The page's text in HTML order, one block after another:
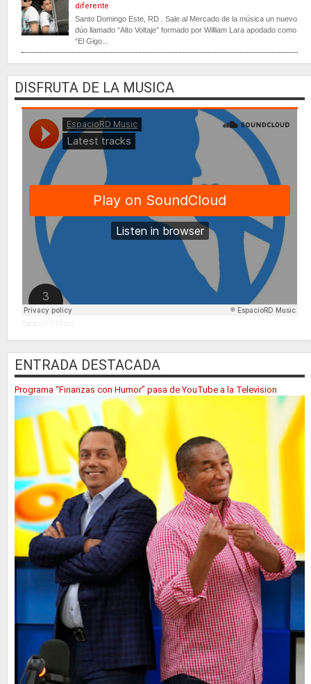
diferente
Santo Domingo Este, RD . Sale al Mercado de la música un nuevo
dúo llamado “Alto Voltaje” formado por William Lara apodado como
“El Gigo...
DISFRUTA DE LA MUSICA
EspacioRD Music
ENTRADA DESTACADA
Programa “Finanzas con Humor” pasa de YouTube a la Television